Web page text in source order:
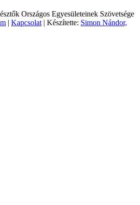
Országos Egyesületeinek Szövetsége
| Kapcsolat | Készítette: Simon Nándor,